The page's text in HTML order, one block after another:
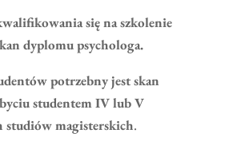
się na szkolenie
dyplomu psychologa.
potrzebny jest skan
studentem IV lub V
studiów magisterskich.